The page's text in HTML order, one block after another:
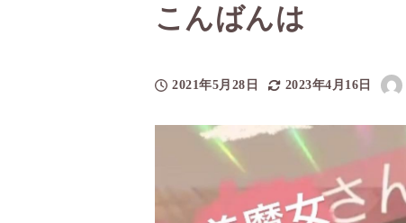
こんばんは
2021年5月28日
2023年4月16日
著
者